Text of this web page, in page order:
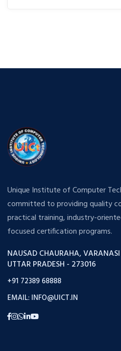
Unique Institute of Computer
committed to providing quality
practical training, industry-
focused certification programs.
NAUSAD CHAURAHA,
UTTAR PRADESH - 273016
+91 72389 68888
EMAIL: INFO@UICT.IN